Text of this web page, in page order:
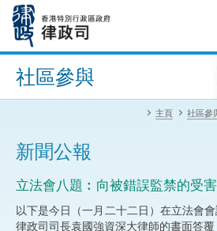
內
進階搜尋
社區參與
主頁 社區參
新聞公報
立法會八題︰向被錯誤監禁的受
以下是今日（一月二十二日）在立法會
律政司司長袁國強資深大律師的書面答覆